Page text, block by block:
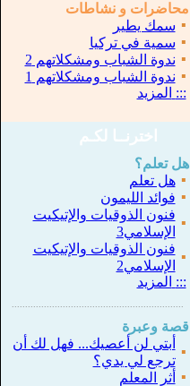
محاضرات و نشاطات
▪ سمك يطير
▪ سمية في تركيا
▪ ندوة الشباب ومشكلاتهم 2
▪ ندوة الشباب ومشكلاتهم 1
::: المزيد
اخترنــا لكـم
هل تعلم؟
▪ هل تعلم
▪ فوائد الليمون
▪
فنون الذوقيات والإتيكيت
الإسلامي3
▪
فنون الذوقيات والإتيكيت
الإسلامي2
::: المزيد
قصة وعبرة
▪
أبتي لن أعصيك... فهل لك أن
ترجع لي يدي؟
▪ أثر المعلم